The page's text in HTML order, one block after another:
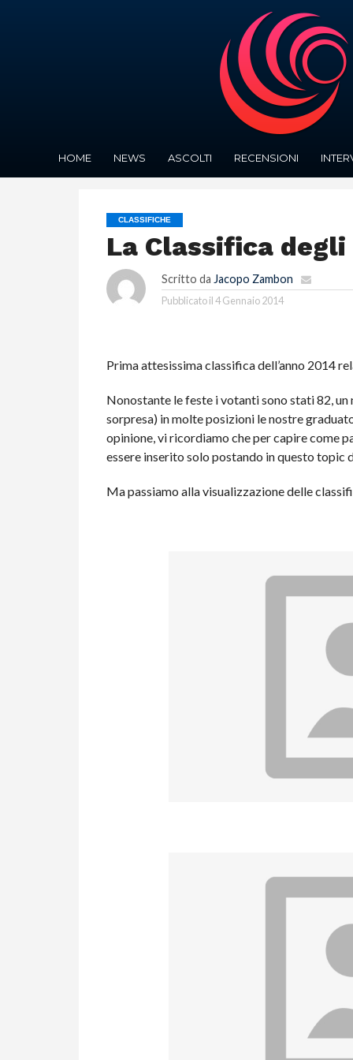
HOME NEWS ASCOLTI RECENSIONI
CLASSIFICHE
La Classifica
Scritto da Jacopo Zambon
Pubblicato il4 Gennaio 2014
Prima attesissima classifica dell’anno 2014
Nonostante le feste i votanti sono stati 82,
sorpresa) in molte posizioni le nostre
opinione, vi ricordiamo che per capire come
essere inserito solo postando in questo topic
Ma passiamo alla visualizzazione delle